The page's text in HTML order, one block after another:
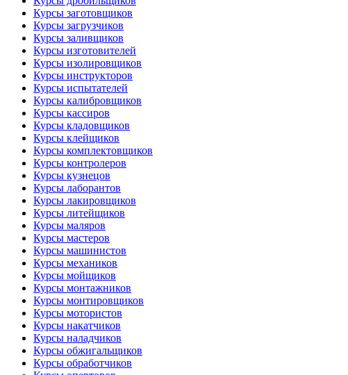
Курсы заготовщиков
Курсы загрузчиков
Курсы заливщиков
Курсы изготовителей
Курсы изолировщиков
Курсы инструкторов
Курсы испытателей
Курсы калибровщиков
Курсы кассиров
Курсы кладовщиков
Курсы клейщиков
Курсы комплектовщиков
Курсы контролеров
Курсы кузнецов
Курсы лаборантов
Курсы лакировщиков
Курсы литейщиков
Курсы маляров
Курсы мастеров
Курсы машинистов
Курсы механиков
Курсы мойщиков
Курсы монтажников
Курсы монтировщиков
Курсы мотористов
Курсы накатчиков
Курсы наладчиков
Курсы обжигальщиков
Курсы обработчиков